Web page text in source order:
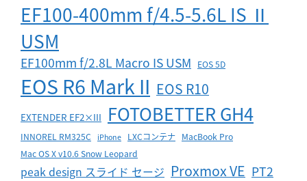
EF100-400mm f/4.5-5.6L IS Ⅱ
USM
EF100mm f/2.8L Macro IS USM EOS 5D
EOS R6 Mark II EOS R10
EXTENDER EF2×III FOTOBETTER GH4
INNOREL RM325C iPhone LXCコンテナ MacBook Pro
Mac OS X v10.6 Snow Leopard
peak design スライド セージ Proxmox VE PT2